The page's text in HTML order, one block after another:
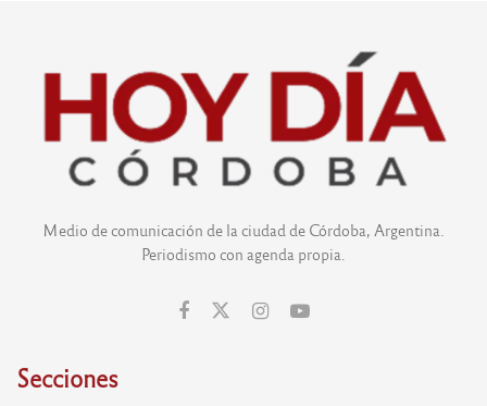
Medio de comunicación de la ciudad de Córdoba, Argentina.
Periodismo con agenda propia.
Secciones